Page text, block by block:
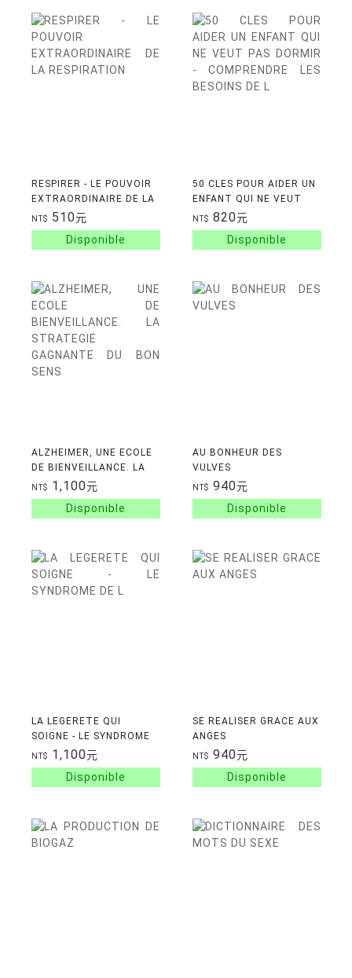
RESPIRER - LE POUVOIR
EXTRAORDINAIRE DE LA
RESPIRATION
NT$ 510元
50 CLES POUR AIDER UN
ENFANT QUI NE VEUT
PAS DORMIR -
COMPRENDRE LES
BESOINS DE L'ENFANT,
NT$ 820元
ALZHEIMER, UNE ECOLE
DE BIENVEILLANCE. LA
STRATEGIE GAGNANTE
DU BON SENS
NT$ 1,100元
AU BONHEUR DES
VULVES
NT$ 940元
LA LEGERETE QUI
SOIGNE - LE SYNDROME
DE L'ECLIPSE
NT$ 1,100元
SE REALISER GRACE AUX
ANGES
NT$ 940元